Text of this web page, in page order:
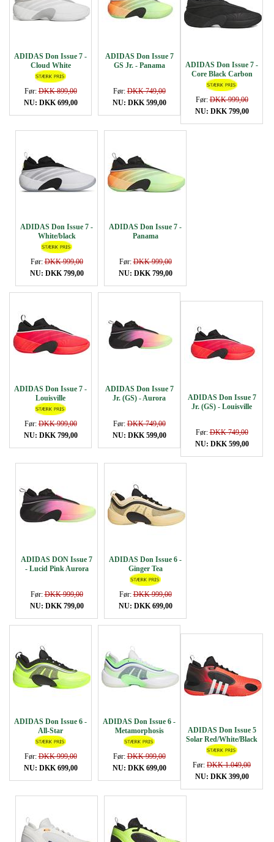
ADIDAS Don Issue 7 -
Cloud White
Før:DKK 899,00
NU: DKK 699,00
ADIDAS Don Issue 7
GS Jr. - Panama
Før:DKK 749,00
NU: DKK 599,00
ADIDAS Don Issue 7 -
Core Black Carbon
Før:DKK 999,00
NU: DKK 799,00
ADIDAS Don Issue 7 -
White/black
Før:DKK 999,00
NU: DKK 799,00
ADIDAS Don Issue 7 -
Panama
Før:DKK 999,00
NU: DKK 799,00
ADIDAS Don Issue 7 -
Louisville
Før:DKK 999,00
NU: DKK 799,00
ADIDAS Don Issue 7
Jr. (GS) - Aurora
Før:DKK 749,00
NU: DKK 599,00
ADIDAS Don Issue 7
Jr. (GS) - Louisville
Før:DKK 749,00
NU: DKK 599,00
ADIDAS DON Issue 7
- Lucid Pink Aurora
Før:DKK 999,00
NU: DKK 799,00
ADIDAS Don Issue 6 -
Ginger Tea
Før:DKK 999,00
NU: DKK 699,00
ADIDAS Don Issue 6 -
All-Star
Før:DKK 999,00
NU: DKK 699,00
ADIDAS Don Issue 6 -
Metamorphosis
Før:DKK 999,00
NU: DKK 699,00
ADIDAS Don Issue 5
Solar Red/White/Black
Før: DKK 1.049,00
NU: DKK 399,00